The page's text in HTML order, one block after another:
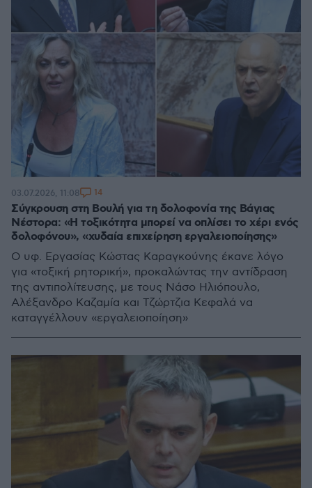
Σύγκρουση στη Βουλή για τη δολοφονία της Βάγιας
Νέστορα: «Η τοξικότητα μπορεί να οπλίσει το χέρι ενός
δολοφόνου», «χυδαία επιχείρηση εργαλειοποίησης»
Ο υφ. Εργασίας Κώστας Καραγκούνης έκανε λόγο
για «τοξική ρητορική», προκαλώντας την αντίδραση
της αντιπολίτευσης, με τους Νάσο Ηλιόπουλο,
Αλέξανδρο Καζαμία και Τζώρτζια Κεφαλά να
καταγγέλλουν «εργαλειοποίηση»
03.07.2026, 11:08 14